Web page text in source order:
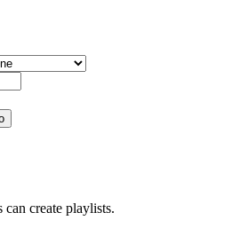
can create playlists.